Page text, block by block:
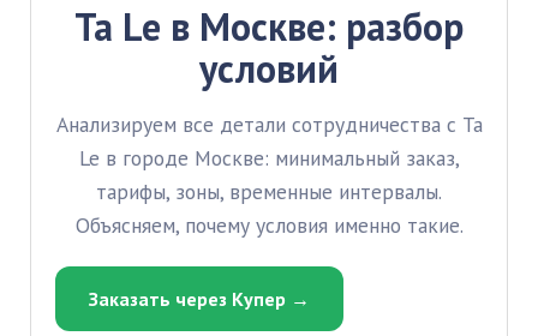
Ta Le в Москве: разбор
условий
Анализируем все детали сотрудничества с Ta
Le в городе Москве: минимальный заказ,
тарифы, зоны, временные интервалы.
Объясняем, почему условия именно такие.
Заказать через Купер →